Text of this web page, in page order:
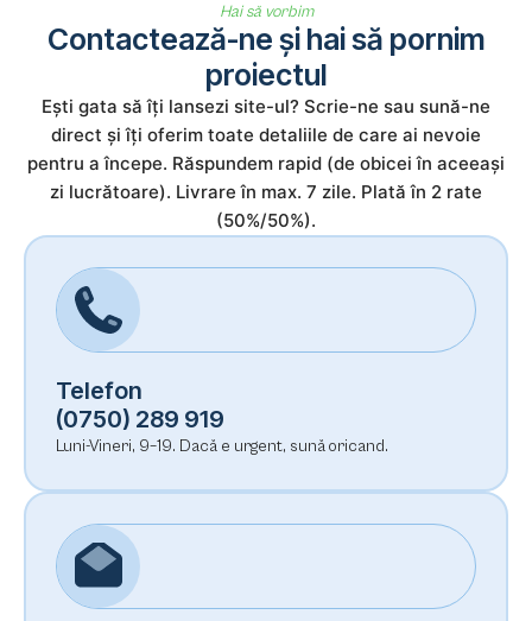
Hai să vorbim
Contactează-ne și hai să pornim
proiectul
Ești gata să îți lansezi site-ul? Scrie-ne sau sună-ne
direct și îți oferim toate detaliile de care ai nevoie
pentru a începe. Răspundem rapid (de obicei în aceeași
zi lucrătoare). Livrare în max. 7 zile. Plată în 2 rate
(50%/50%).
Telefon
(0750) 289 919
Luni-Vineri, 9–19. Dacă e urgent, sună oricand.